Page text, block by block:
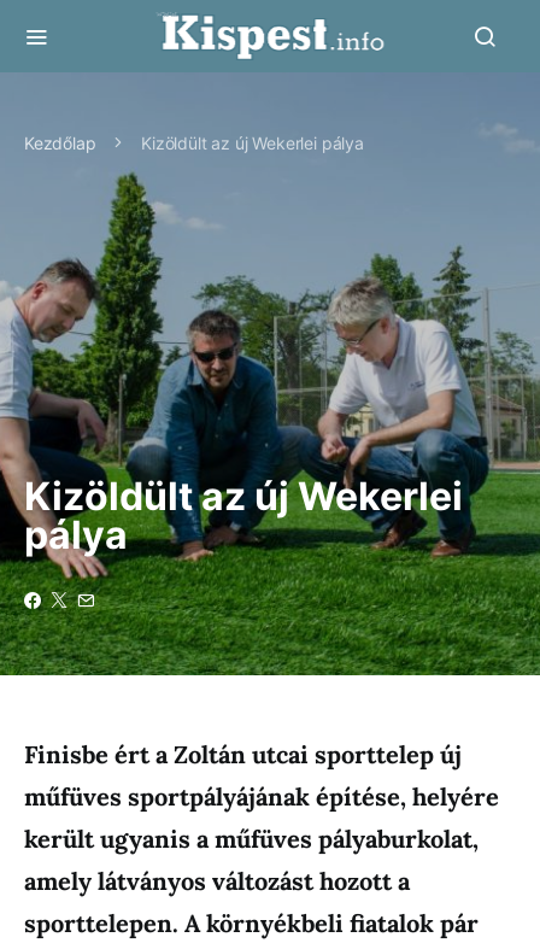
Kezdőlap Kizöldült az új Wekerlei pálya
Kizöldült az új Wekerlei
pálya
Finisbe ért a Zoltán utcai sporttelep új
műfüves sportpályájának építése, helyére
került ugyanis a műfüves pályaburkolat,
amely látványos változást hozott a
sporttelepen. A környékbeli fiatalok pár